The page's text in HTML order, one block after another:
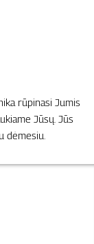
rūpinasi Jumis
Jūsų. Jūs
dėmesiu.